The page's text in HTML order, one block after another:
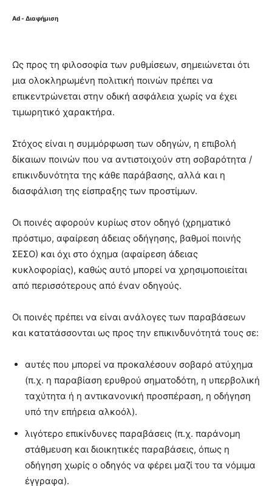
Ad - Διαφήμιση
Ως προς τη φιλοσοφία των ρυθμίσεων, σημειώνεται ότι
μια ολοκληρωμένη πολιτική ποινών πρέπει να
επικεντρώνεται στην οδική ασφάλεια χωρίς να έχει
τιμωρητικό χαρακτήρα.
Στόχος είναι η συμμόρφωση των οδηγών, η επιβολή
δίκαιων ποινών που να αντιστοιχούν στη σοβαρότητα /
επικινδυνότητα της κάθε παράβασης, αλλά και η
διασφάλιση της είσπραξης των προστίμων.
Οι ποινές αφορούν κυρίως στον οδηγό (χρηματικό
πρόστιμο, αφαίρεση άδειας οδήγησης, βαθμοί ποινής
ΣΕΣΟ) και όχι στο όχημα (αφαίρεση άδειας
κυκλοφορίας), καθώς αυτό μπορεί να χρησιμοποιείται
από περισσότερους από έναν οδηγούς.
Οι ποινές πρέπει να είναι ανάλογες των παραβάσεων
και κατατάσσονται ως προς την επικινδυνότητά τους σε:
αυτές που μπορεί να προκαλέσουν σοβαρό ατύχημα
(π.χ. η παραβίαση ερυθρού σηματοδότη, η υπερβολική
ταχύτητα ή η αντικανονική προσπέραση, η οδήγηση
υπό την επήρεια αλκοόλ).
λιγότερο επικίνδυνες παραβάσεις (π.χ. παράνομη
στάθμευση και διοικητικές παραβάσεις, όπως η
οδήγηση χωρίς ο οδηγός να φέρει μαζί του τα νόμιμα
έγγραφα).